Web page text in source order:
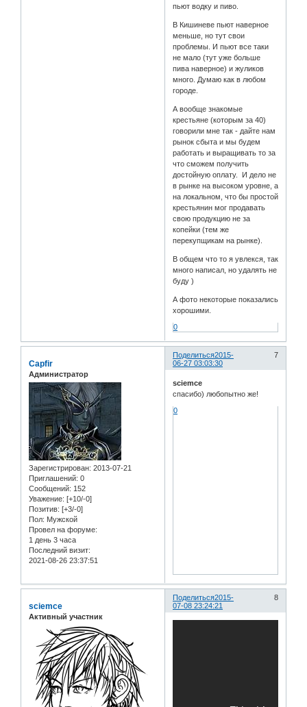
пьют водку и пиво.
В Кишиневе пьют наверное
меньше, но тут свои
проблемы. И пьют все таки
не мало (тут уже больше
пива наверное) и жуликов
много. Думаю как в любом
городе.
А вообще знакомые
крестьяне (которым за 40)
говорили мне так - дайте нам
рынок сбыта и мы будем
работать и выращивать то за
что сможем получить
достойную оплату. И дело не
в рынке на высоком уровне, а
на локальном, что бы простой
крестьянин мог продавать
свою продукцию не за
копейки (тем же
перекупщикам на рынке).
В общем что то я увлекся, так
много написал, но удалять не
буду )
А фото некоторые показались
хорошими.
0
Поделиться 7
2015-
06-27 03:03:30
Capfir
Администратор
Зарегистрирован: 2013-07-21
Приглашений: 0
Сообщений: 152
Уважение: [+10/-0]
Позитив: [+3/-0]
Пол: Мужской
Провел на форуме:
1 день 3 часа
Последний визит:
2021-08-26 23:37:51
sciemce
спасибо) любопытно же!
0
Поделиться 8
2015-
07-08 23:24:21
sciemce
Активный участник